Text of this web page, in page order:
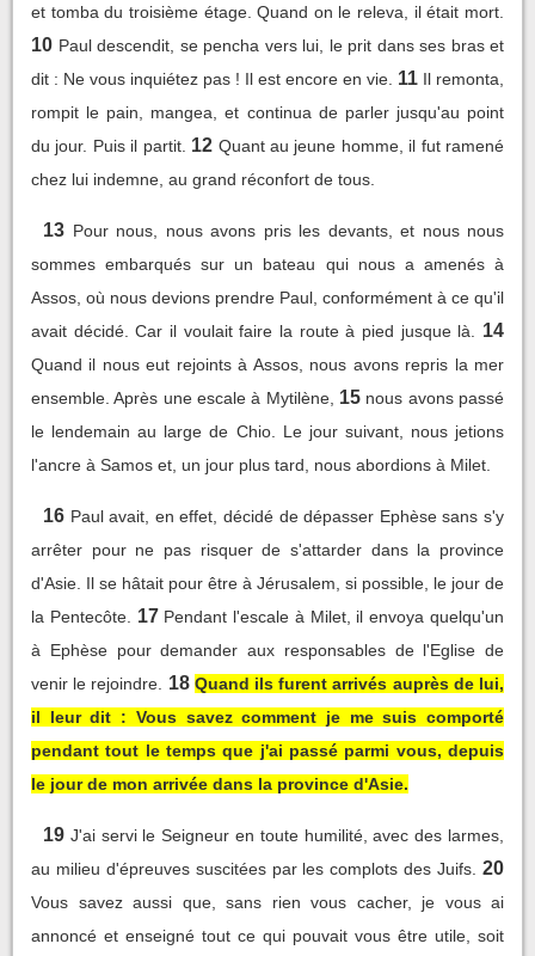
et tomba du troisième étage. Quand on le releva, il était mort.
10 Paul descendit, se pencha vers lui, le prit dans ses bras et
dit : Ne vous inquiétez pas ! Il est encore en vie. 11 Il remonta,
rompit le pain, mangea, et continua de parler jusqu'au point
du jour. Puis il partit. 12 Quant au jeune homme, il fut ramené
chez lui indemne, au grand réconfort de tous.
13 Pour nous, nous avons pris les devants, et nous nous
sommes embarqués sur un bateau qui nous a amenés à
Assos, où nous devions prendre Paul, conformément à ce qu'il
avait décidé. Car il voulait faire la route à pied jusque là.
14
Quand il nous eut rejoints à Assos, nous avons repris la mer
ensemble. Après une escale à Mytilène, 15 nous avons passé
le lendemain au large de Chio. Le jour suivant, nous jetions
l'ancre à Samos et, un jour plus tard, nous abordions à Milet.
16 Paul avait, en effet, décidé de dépasser Ephèse sans s'y
arrêter pour ne pas risquer de s'attarder dans la province
d'Asie. Il se hâtait pour être à Jérusalem, si possible, le jour de
la Pentecôte.
17 Pendant l'escale à Milet, il envoya quelqu'un
à Ephèse pour demander aux responsables de l'Eglise de
venir le rejoindre.
18 Quand ils furent arrivés auprès de lui,
il leur dit : Vous savez comment je me suis comporté
pendant tout le temps que j'ai passé parmi vous, depuis
le jour de mon arrivée dans la province d'Asie.
19 J'ai servi le Seigneur en toute humilité, avec des larmes,
au milieu d'épreuves suscitées par les complots des Juifs. 20
Vous savez aussi que, sans rien vous cacher, je vous ai
annoncé et enseigné tout ce qui pouvait vous être utile, soit